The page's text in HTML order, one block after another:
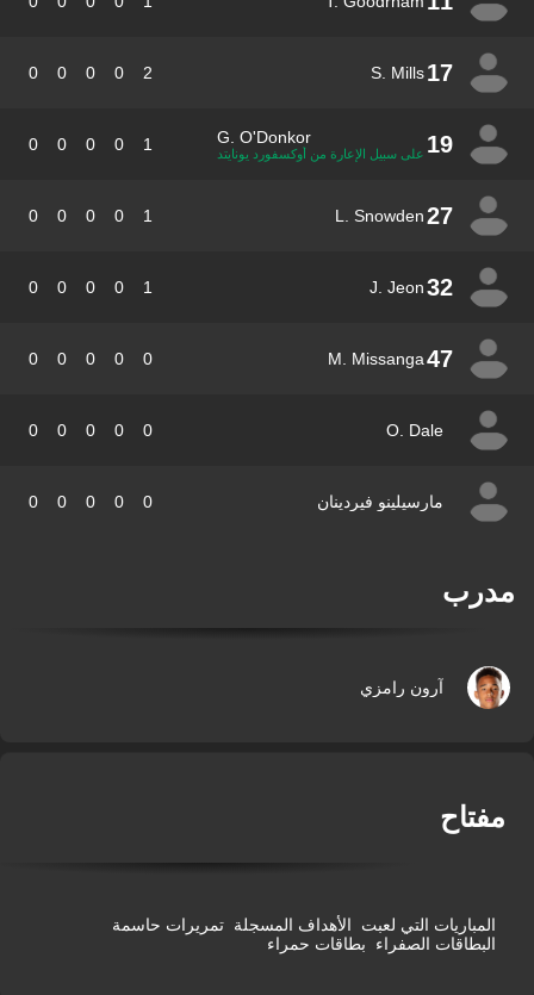
17
S. Mills
0
0
0
19
G. O'Donkor
على سبيل الإعارة من أوكسفورد يونايتد 0
0
0
27
L. Snowden
0
0
0
32
J. Jeon
0
0
0
47
M. Missanga
0
0
0
0
O. Dale
0
0
0
0
مارسيلينو فيردينان 0
0
0
0
آرون رامزي
المباريات التي لعبت الأهداف المسجلة تمريرات حاسمة
البطاقات الصفراء بطاقات حمراء